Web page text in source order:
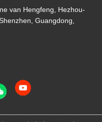
van Hengfeng, Hezhou-
Guangdong,